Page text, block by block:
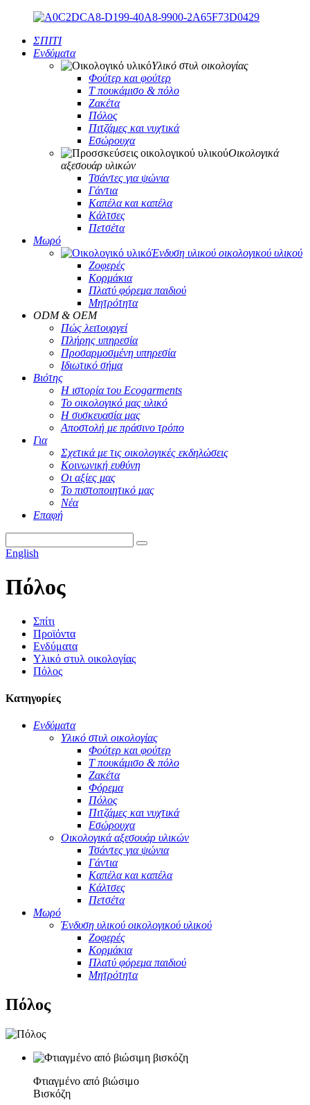
ΣΠΙΤΙ
Ενδύματα
Υλικό στυλ οικολογίας
Φούτερ και φούτερ
Τ πουκάμισο & πόλο
Ζακέτα
Πόλος
Πιτζάμες και νυχτικά
Εσώρουχα
Οικολογικά
αξεσουάρ υλικών
Τσάντες για ψώνια
Γάντια
Καπέλα και καπέλα
Κάλτσες
Πετσέτα
Μωρό
Ένδυση υλικού οικολογικού υλικού
Ζοφερές
Κορμάκια
Πλατύ φόρεμα παιδιού
Μητρότητα
ODM & OEM
Πώς λειτουργεί
Πλήρης υπηρεσία
Προσαρμοσμένη υπηρεσία
Ιδιωτικό σήμα
Βιότης
Η ιστορία του Ecogarments
Το οικολογικό μας υλικό
Η συσκευασία μας
Αποστολή με πράσινο τρόπο
Για
Σχετικά με τις οικολογικές εκδηλώσεις
Κοινωνική ευθύνη
Οι αξίες μας
Το πιστοποιητικό μας
Νέα
Επαφή
English
Πόλος
Σπίτι
Προϊόντα
Ενδύματα
Υλικό στυλ οικολογίας
Πόλος
Κατηγορίες
Ενδύματα
Υλικό στυλ οικολογίας
Φούτερ και φούτερ
Τ πουκάμισο & πόλο
Ζακέτα
Φόρεμα
Πόλος
Πιτζάμες και νυχτικά
Εσώρουχα
Οικολογικά αξεσουάρ υλικών
Τσάντες για ψώνια
Γάντια
Καπέλα και καπέλα
Κάλτσες
Πετσέτα
Μωρό
Ένδυση υλικού οικολογικού υλικού
Ζοφερές
Κορμάκια
Πλατύ φόρεμα παιδιού
Μητρότητα
Πόλος
Φτιαγμένο από βιώσιμο
Βισκόζη